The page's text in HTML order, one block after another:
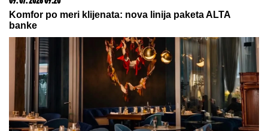
06. 08. 2026 09:39
Marija (3) se igrala u dvorištu i samo je nestala: Posle
42 godine otac je pronašao, zanemeo je kada je saznao
gde je bila